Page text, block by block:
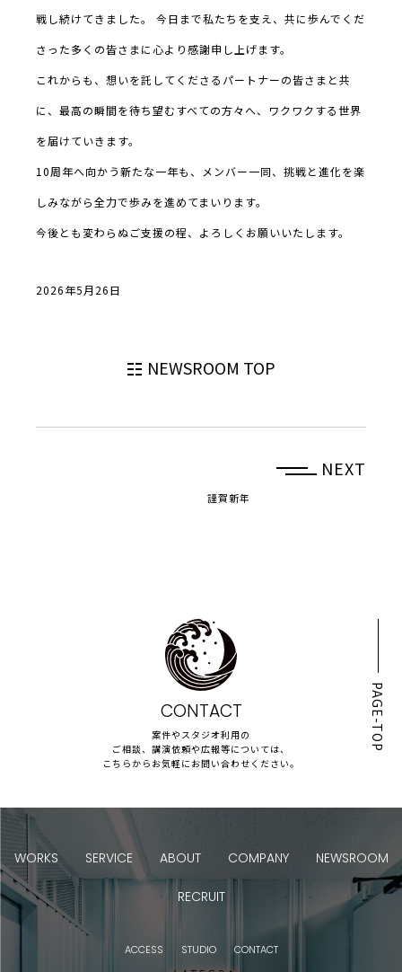
戦し続けてきました。 今日まで私たちを支え、共に歩んでくだ
さった多くの皆さまに心より感謝申し上げます。
これからも、想いを託してくださるパートナーの皆さまと共
に、最高の瞬間を待ち望むすべての方々へ、ワクワクする世界
を届けていきます。
10周年へ向かう新たな一年も、メンバー一同、挑戦と進化を楽
しみながら全力で歩みを進めてまいります。
今後とも変わらぬご支援の程、よろしくお願いいたします。
2026年5月26日
NEWSROOM TOP
NEXT
謹賀新年
PAGE-TOP
CONTACT
案件やスタジオ利用の
ご相談、講演依頼や広報等については、
こちらからお気軽にお問い合わせください。
WORKS SERVICE ABOUT COMPANY NEWSROOM
RECRUIT
ACCESS STUDIO CONTACT